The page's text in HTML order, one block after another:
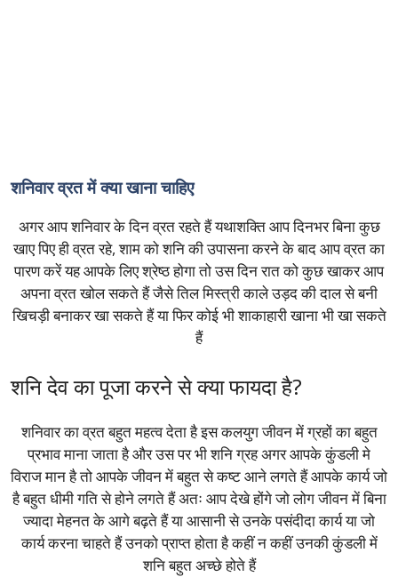
शनिवार व्रत में क्या खाना चाहिए
अगर आप शनिवार के दिन व्रत रहते हैं यथाशक्ति आप दिनभर बिना कुछ
खाए पिए ही व्रत रहे, शाम को शनि की उपासना करने के बाद आप व्रत का
पारण करें यह आपके लिए श्रेष्ठ होगा तो उस दिन रात को कुछ खाकर आप
अपना व्रत खोल सकते हैं जैसे तिल मिस्त्री काले उड़द की दाल से बनी
खिचड़ी बनाकर खा सकते हैं या फिर कोई भी शाकाहारी खाना भी खा सकते
हैं
शनि देव का पूजा करने से क्या फायदा है?
शनिवार का व्रत बहुत महत्व देता है इस कलयुग जीवन में ग्रहों का बहुत
प्रभाव माना जाता है और उस पर भी शनि ग्रह अगर आपके कुंडली मे
विराज मान है तो आपके जीवन में बहुत से कष्ट आने लगते हैं आपके कार्य जो
है बहुत धीमी गति से होने लगते हैं अतः आप देखे होंगे जो लोग जीवन में बिना
ज्यादा मेहनत के आगे बढ़ते हैं या आसानी से उनके पसंदीदा कार्य या जो
कार्य करना चाहते हैं उनको प्राप्त होता है कहीं न कहीं उनकी कुंडली में
शनि बहुत अच्छे होते हैं